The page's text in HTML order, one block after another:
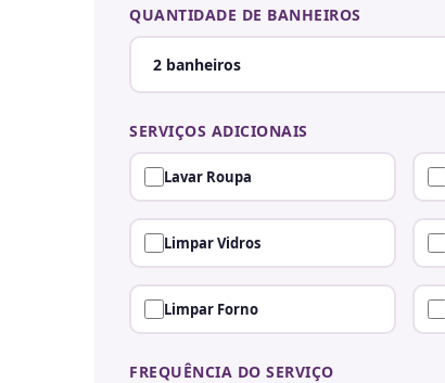
QUANTIDADE DE BANHEIROS
SERVIÇOS ADICIONAIS
Lavar Roupa
Limpar Vidros
Limpar Forno
FREQUÊNCIA DO SERVIÇO